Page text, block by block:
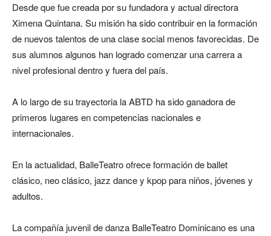
Desde que fue creada por su fundadora y actual directora
Ximena Quintana. Su misión ha sido contribuir en la formación
de nuevos talentos de una clase social menos favorecidas. De
sus alumnos algunos han logrado comenzar una carrera a
nivel profesional dentro y fuera del país.
A lo largo de su trayectoria la ABTD ha sido ganadora de
primeros lugares en competencias nacionales e
internacionales.
En la actualidad, BalleTeatro ofrece formación de ballet
clásico, neo clásico, jazz dance y kpop para niños, jóvenes y
adultos.
La compañía juvenil de danza BalleTeatro Dominicano es una